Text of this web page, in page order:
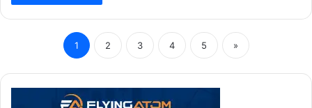
1 2 3 4 5 »